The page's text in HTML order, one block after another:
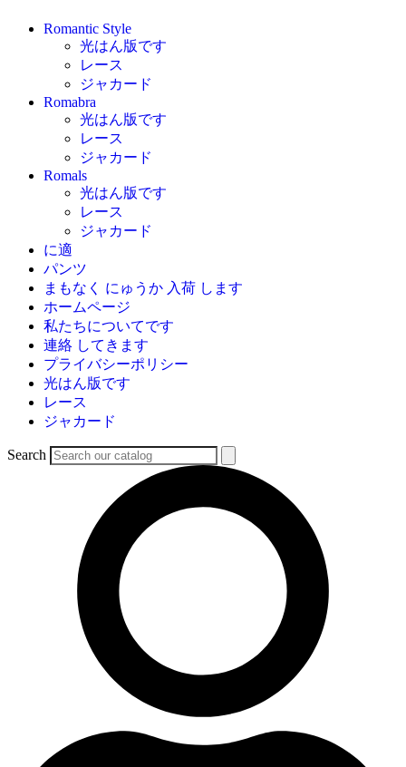
Romantic Style
光はん版です
レース
ジャカード
Romabra
光はん版です
レース
ジャカード
Romals
光はん版です
レース
ジャカード
に適
パンツ
まもなく にゅうか 入荷 します
ホームページ
私たちについてです
連絡 してきます
プライバシーポリシー
光はん版です
レース
ジャカード
Search